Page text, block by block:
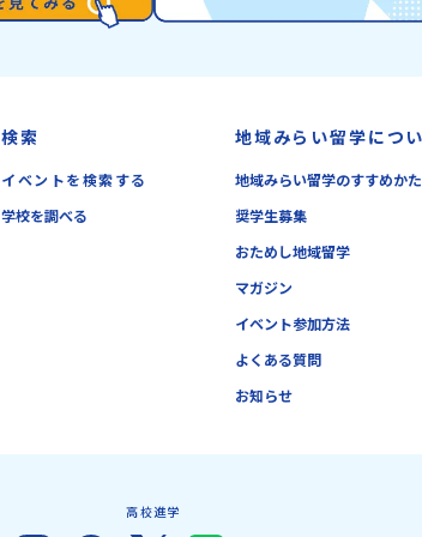
検索
イベントを検索する
学校を調べる
地域みらい留学につ
地域みらい留学のすすめかた
奨学生募集
おためし地域留学
マガジン
イベント参加方法
よくある質問
お知らせ
高校進学